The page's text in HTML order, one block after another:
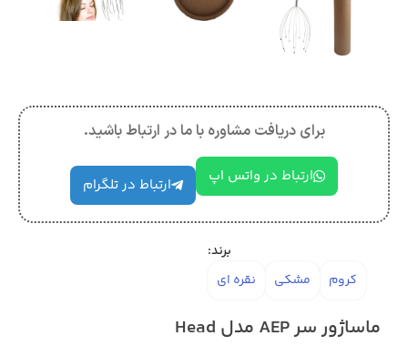
برای دریافت مشاوره با ما در ارتباط باشید.
ارتباط در واتس اپ ارتباط در تلگرام
برند:
کروم
مشکی نقره ای
ماساژور سر AEP مدل Head